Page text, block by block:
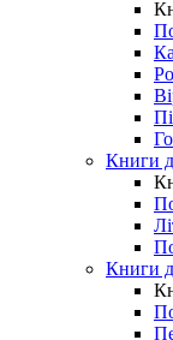
Книги
Книги